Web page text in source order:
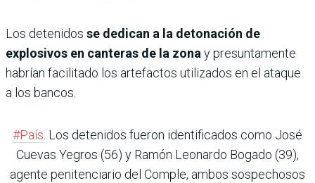
Los detenidos se dedican a la detonación de
explosivos en canteras de la zonay presuntamente
habrían facilitado los artefactos utilizados en el ataque
a los bancos.
#País. Los detenidos fueron identificados como José
Cuevas Yegros (56) y Ramón Leonardo Bogado (39),
agente penitenciario del Comple, ambos sospechosos